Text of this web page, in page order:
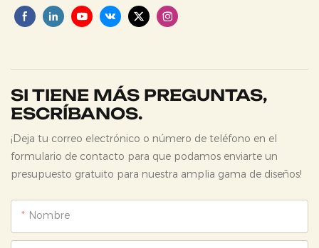
SI TIENE MÁS PREGUNTAS,
ESCRÍBANOS.
¡Deja tu correo electrónico o número de teléfono en el
formulario de contacto para que podamos enviarte un
presupuesto gratuito para nuestra amplia gama de diseños!
Nombre